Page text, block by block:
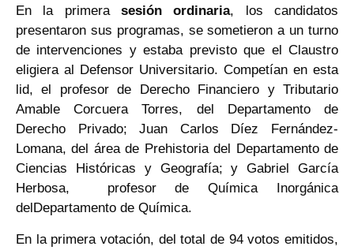
En la primera sesión ordinaria, los candidatos
presentaron sus programas, se sometieron a un turno
de intervenciones y estaba previsto que el Claustro
eligiera al Defensor Universitario. Competían en esta
lid, el profesor de Derecho Financiero y Tributario
Amable Corcuera Torres, del Departamento de
Derecho Privado; Juan Carlos Díez Fernández-
Lomana, del área de Prehistoria del Departamento de
Ciencias Históricas y Geografía; y Gabriel García
Herbosa, profesor de Química Inorgánica
delDepartamento de Química.
En la primera votación, del total de 94 votos emitidos,